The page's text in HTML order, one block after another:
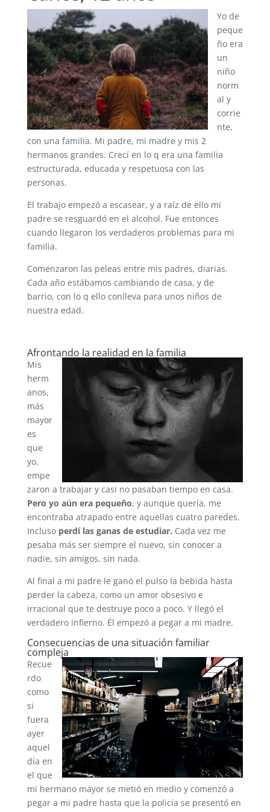
Yo de
peque
ño era
un
niño
norm
al y
corrie
nte,
con una familia. Mi padre, mi madre y mis 2
hermanos grandes. Crecí en lo q era una familia
estructurada, educada y respetuosa con las
personas.
El trabajo empezó a escasear, y a raíz de ello mi
padre se resguardó en el alcohol. Fue entonces
cuando llegaron los verdaderos problemas para mi
familia.
Comenzaron las peleas entre mis padres, diarias.
Cada año estábamos cambiando de casa, y de
barrio, con lo q ello conlleva para unos niños de
nuestra edad.
Afrontando la realidad en la familia
Mis
herm
anos,
más
mayor
es
que
yo,
empe
zaron a trabajar y casi no pasaban tiempo en casa.
Pero yo aún era pequeño, y aunque quería, me
encontraba atrapado entre aquellas cuatro paredes.
Inclusoperdí las ganas de estudiar. Cada vez me
pesaba más ser siempre el nuevo, sin conocer a
nadie, sin amigos, sin nada.
Al final a mi padre le ganó el pulso la bebida hasta
perder la cabeza, como un amor obsesivo e
irracional que te destruye poco a poco. Y llegó el
verdadero infierno. Él empezó a pegar a mi madre.
Consecuencias de una situación familiar
compleja
Recue
rdo
como
si
fuera
ayer
aquel
día en
el que
mi hermano mayor se metió en medio y comenzó a
pegar a mi padre hasta que la policía se presentó en